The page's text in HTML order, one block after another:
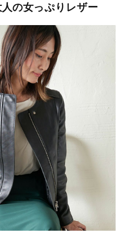
の女っぷりレザー